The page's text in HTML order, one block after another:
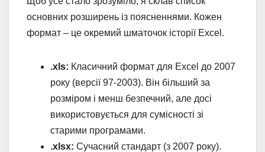
основних розширень із поясненнями. Кожен
формат – це окремий шматочок історії Excel.
.xls: Класичний формат для Excel до 2007
року (версії 97-2003). Він більший за
розміром і менш безпечний, але досі
використовується для сумісності зі
старими програмами.
.xlsx: Сучасний стандарт (з 2007 року).